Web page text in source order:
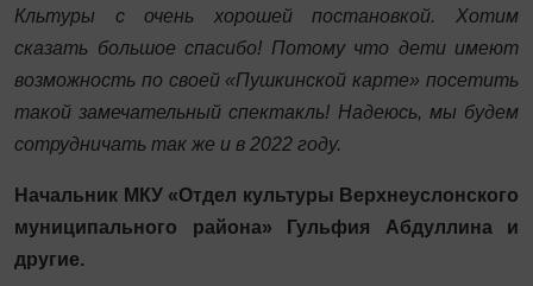
Кльтуры с очень хорошей постановкой. Хотим
сказать большое спасибо! Потому что дети имеют
возможность по своей «Пушкинской карте» посетить
такой замечательный спектакль! Надеюсь, мы будем
сотрудничать так же и в 2022 году.
Начальник МКУ «Отдел культуры Верхнеуслонского
муниципального района» Гульфия Абдуллина и
другие.